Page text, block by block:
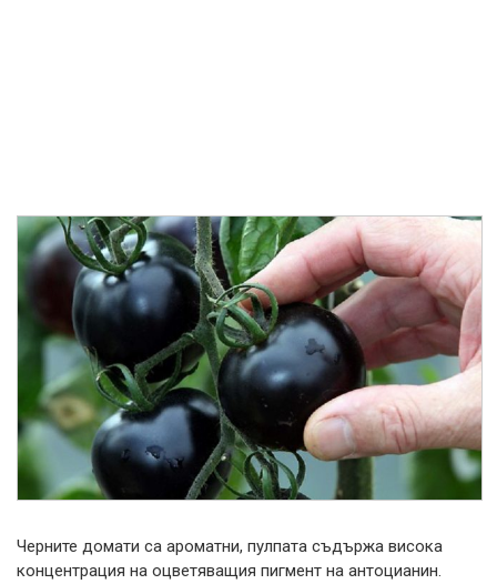
Черните домати са ароматни, пулпата съдържа висока
концентрация на оцветяващия пигмент на антоцианин.